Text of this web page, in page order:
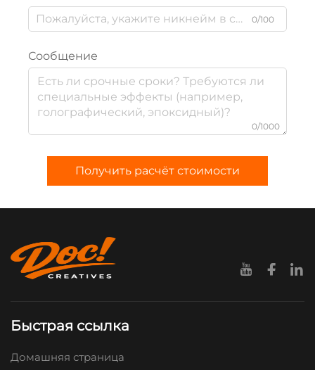
0/100
Сообщение
0/1000
Получить расчёт стоимости
Быстрая ссылка
Домашняя страница